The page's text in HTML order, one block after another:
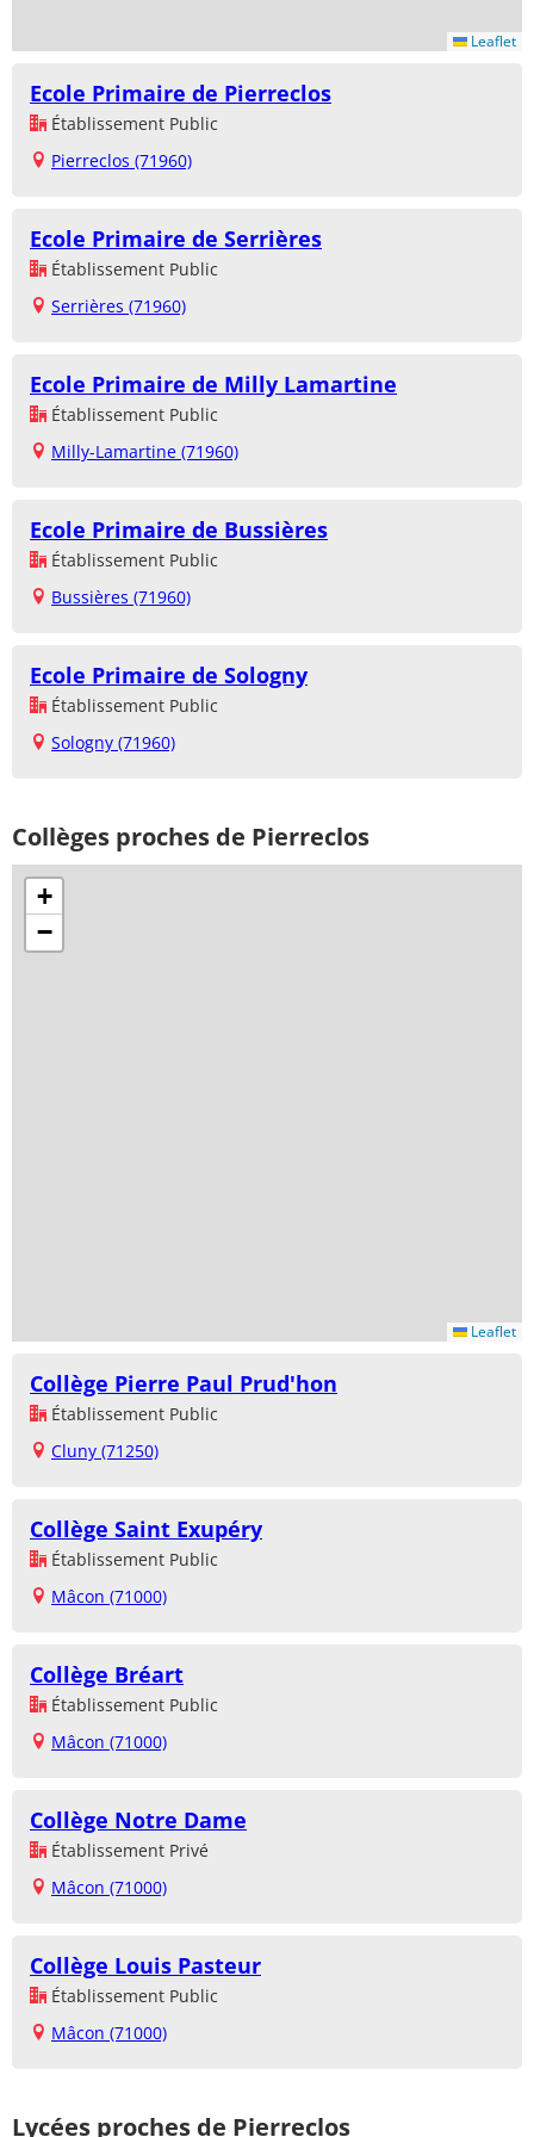
Leaflet
Ecole Primaire de Pierreclos
Établissement Public
Pierreclos (71960)
Ecole Primaire de Serrières
Établissement Public
Serrières (71960)
Ecole Primaire de Milly Lamartine
Établissement Public
Milly-Lamartine (71960)
Ecole Primaire de Bussières
Établissement Public
Bussières (71960)
Ecole Primaire de Sologny
Établissement Public
Sologny (71960)
Collèges proches de Pierreclos
+
−
Leaflet
Collège Pierre Paul Prud'hon
Établissement Public
Cluny (71250)
Collège Saint Exupéry
Établissement Public
Mâcon (71000)
Collège Bréart
Établissement Public
Mâcon (71000)
Collège Notre Dame
Établissement Privé
Mâcon (71000)
Collège Louis Pasteur
Établissement Public
Mâcon (71000)
Lycées proches de Pierreclos